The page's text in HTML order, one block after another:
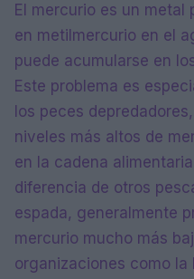
El mercurio es un
en metilmercurio en el
puede acumularse en
Este problema es
los peces
niveles más altos de
en la cadena
diferencia de otros
espada, generalmente
mercurio mucho más
organizaciones como la